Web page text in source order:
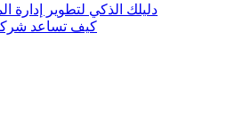
دليلك الذكي لتطوير
كيف تساعد شركة